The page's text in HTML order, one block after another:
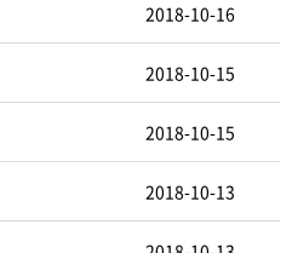
2018-10-16
2018-10-15
2018-10-15
2018-10-13